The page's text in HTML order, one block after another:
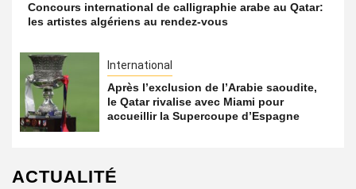
Concours international de calligraphie arabe au Qatar:
les artistes algériens au rendez-vous
International
Après l’exclusion de l’Arabie saoudite,
le Qatar rivalise avec Miami pour
accueillir la Supercoupe d’Espagne
ACTUALITÉ